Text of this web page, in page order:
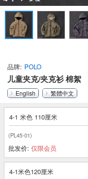
品牌 POLO
儿童夹克/夹克衫 棉絮
English 繁體中文
4-1 米色 110厘米
(PL45-01)
批发价: 仅限会员
4-1米色120厘米